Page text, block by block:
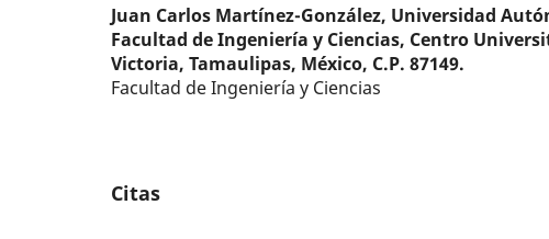
Juan Carlos Martínez-González, Universidad
Facultad de Ingeniería y Ciencias, Centro
Victoria, Tamaulipas, México, C.P. 87149.
Facultad de Ingeniería y Ciencias
Citas